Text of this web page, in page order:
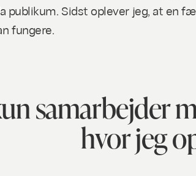
publikum. Sidst oplever jeg, at en
fungere.
samarbejder
hvor jeg